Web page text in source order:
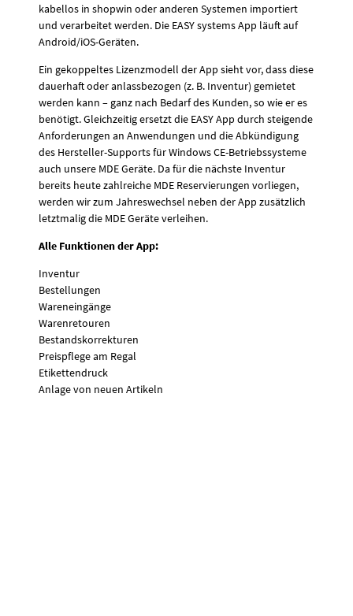
kabellos in shopwin oder anderen Systemen importiert
und verarbeitet werden. Die EASY systems App läuft auf
Android/iOS-Geräten.
Ein gekoppeltes Lizenzmodell der App sieht vor, dass diese
dauerhaft oder anlassbezogen (z. B. Inventur) gemietet
werden kann – ganz nach Bedarf des Kunden, so wie er es
benötigt. Gleichzeitig ersetzt die EASY App durch steigende
Anforderungen an Anwendungen und die Abkündigung
des Hersteller-Supports für Windows CE-Betriebssysteme
auch unsere MDE Geräte. Da für die nächste Inventur
bereits heute zahlreiche MDE Reservierungen vorliegen,
werden wir zum Jahreswechsel neben der App zusätzlich
letztmalig die MDE Geräte verleihen.
Alle Funktionen der App:
Inventur
Bestellungen
Wareneingänge
Warenretouren
Bestandskorrekturen
Preispflege am Regal
Etikettendruck
Anlage von neuen Artikeln